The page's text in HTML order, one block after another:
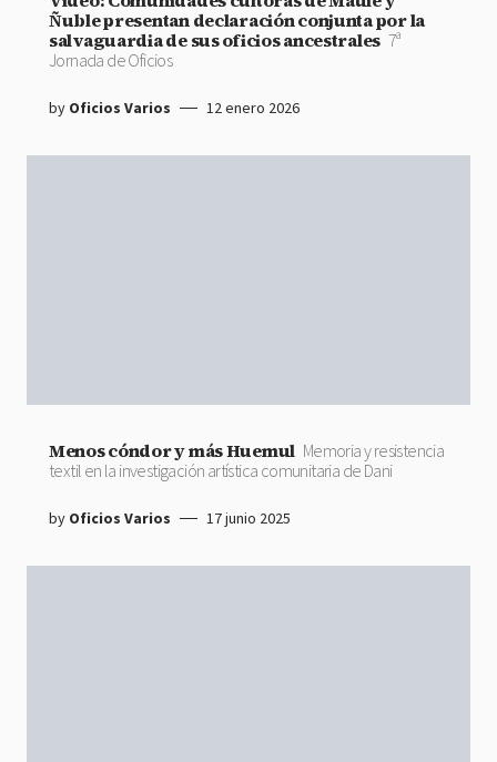
Ñuble presentan declaración conjunta por la
salvaguardia de sus oficios ancestrales 7ª
Jornada de Oficios
by Oficios Varios 12 enero 2026
Menos cóndor y más Huemul Memoria y resistencia
textil en la investigación artística comunitaria de Dani
by Oficios Varios 17 junio 2025